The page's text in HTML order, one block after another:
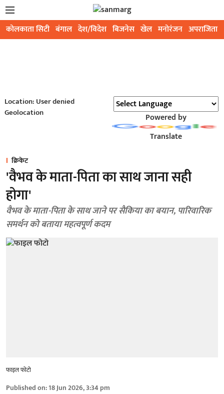
कोलकाता सिटी बंगाल देश/विदेश बिजनेस खेल मनोरंजन अपराजिता
Location: User denied
Geolocation
Powered by
Translate
क्रिकेट
'वैभव के माता-पिता का साथ जाना सही
होगा'
वैभव के माता-पिता के साथ जाने पर सैकिया का बयान, पारिवारिक
समर्थन को बताया महत्वपूर्ण कदम
फाइल फोटो
Published on:18 Jun 2026, 3:34 pm